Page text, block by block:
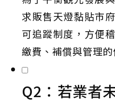
求販售天燈黏貼市
可追蹤制度，方便
繳費、補償與管理的
Q2：若業者